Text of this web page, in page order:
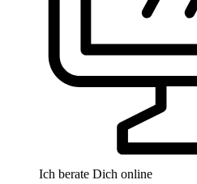
Ich berate Dich online